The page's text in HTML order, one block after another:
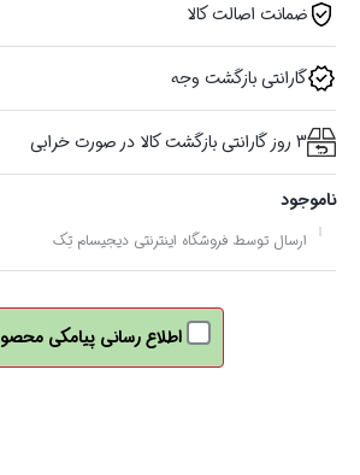
ضمانت اصالت کالا
گارانتی بازگشت وجه
3 روز گارانتی بازگشت کالا در صورت خرابی
ناموجود
ارسال توسط فروشگاه اینترنتی دیجیسام تِک
اطلاع رسانی پیامکی